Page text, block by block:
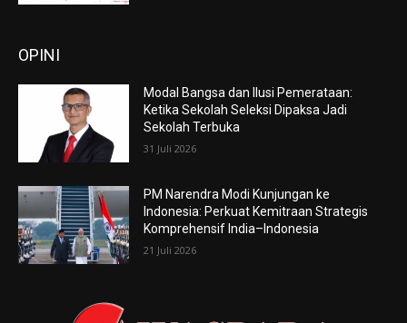
OPINI
Modal Bangsa dan Ilusi Pemerataan:
Ketika Sekolah Seleksi Dipaksa Jadi
Sekolah Terbuka
31 Juli 2026
PM Narendra Modi Kunjungan ke
Indonesia: Perkuat Kemitraan Strategis
Komprehensif India–Indonesia
21 Juli 2026